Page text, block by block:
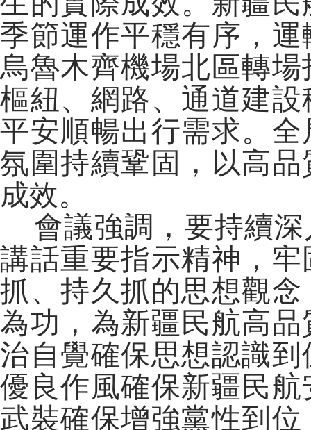
季節運作平穩有序，
烏魯木齊機場北區轉
樞紐、網路、通道建
平安順暢出行需求。
氛圍持續鞏固，以高
成效。
會議強調，要持續深
講話重要指示精神，
抓、持久抓的思想觀
為功，為新疆民航高
治自覺確保思想認識
優良作風確保新疆民
武裝確保增強黨性到